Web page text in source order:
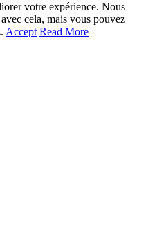
votre expérience. Nous
cela, mais vous pouvez
Accept Read More